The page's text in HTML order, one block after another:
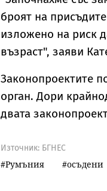
броят на
изложено на риск
възраст", заяви
Законопроектите
орган. Дори
двата
Източник: БГНЕС
Румъния осъдени